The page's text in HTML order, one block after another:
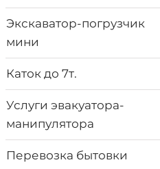
Экскаватор-погрузчик
мини
Каток до 7т.
Услуги эвакуатора-
манипулятора
Перевозка бытовки